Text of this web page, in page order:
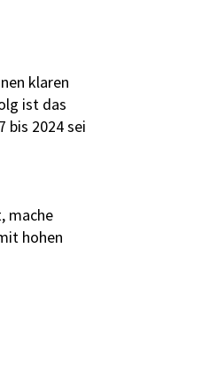
klaren
ist das
bis 2024 sei
mache
hohen